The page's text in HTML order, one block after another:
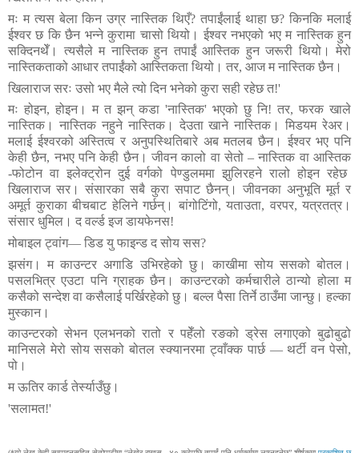
मः म त्यस बेला किन उग्र नास्तिक थिएँ? तपाईंलाई थाहा छ?किनकि मलाई
ईश्वर छ कि छैन भन्ने कुरामा चासो थियो। ईश्वर नभएको भए म नास्तिक हुन
सक्दिनथेँ।
त्यसैले म नास्तिक हुन तपाईं आस्तिक हुन जरूरी थियो।
मेरो
नास्तिकताको आधार तपाईंको आस्तिकता थियो। तर, आज म नास्तिक छैन।
खिलाराज सरः उसो भए मैले त्यो दिन भनेको कुरा सही रहेछ त!'
मः होइन, होइन। म त झन् कडा 'नास्तिक' भएको छु नि! तर, फरक खाले
नास्तिक।
नास्तिक नहुने नास्तिक। देउता खाने नास्तिक। मिडयम रेअर।
मलाई ईश्वरको अस्तित्व र अनुपस्थितिबारे अब मतलब छैन। ईश्वर भए पनि
केही छैन, नभए पनि केही छैन। जीवन कालो वा सेतो–नास्तिक वा आस्तिक
-फोटोन वा इलेक्ट्रोन दुई वर्गको पेण्डुलममा झुलिरहने रालो होइन रहेछ
खिलाराज सर। संसारका सबै कुरा सपाट छैनन्। जीवनका अनुभूति मूर्त र
अमूर्त कुराका बीचबाट हेलिने गर्छन्। बांगोटिंगो, यताउता, वरपर, यत्रतत्र।
संसार धुमिल। द वर्ल्ड इज डायफेनस!
मोबाइल ट्वांग— डिड यु फाइन्ड द सोय सस?
झसंग।
म काउन्टर अगाडि उभिरहेको छु। काखीमा सोय ससको बोतल।
पसलभित्र एउटा पनि ग्राहक छैन। काउन्टरको कर्मचारीले ठान्यो होला म
कसैको सन्देश वा कसैलाई पर्खिरहेको छु। बल्ल पैसा तिर्ने ठाउँमा जान्छु। हल्का
मुस्कान।
काउन्टरको सेभन एलभनको रातो र पहेँलो रङको ड्रेस लगाएको बुढोबुढो
मानिसले मेरो सोय ससको बोतल स्क्यानरमा ट्वाँक्क पार्छ— थर्टी वन पेसो,
पो।
म ऊतिर कार्ड तेर्स्याउँछु।
'सलामत!'